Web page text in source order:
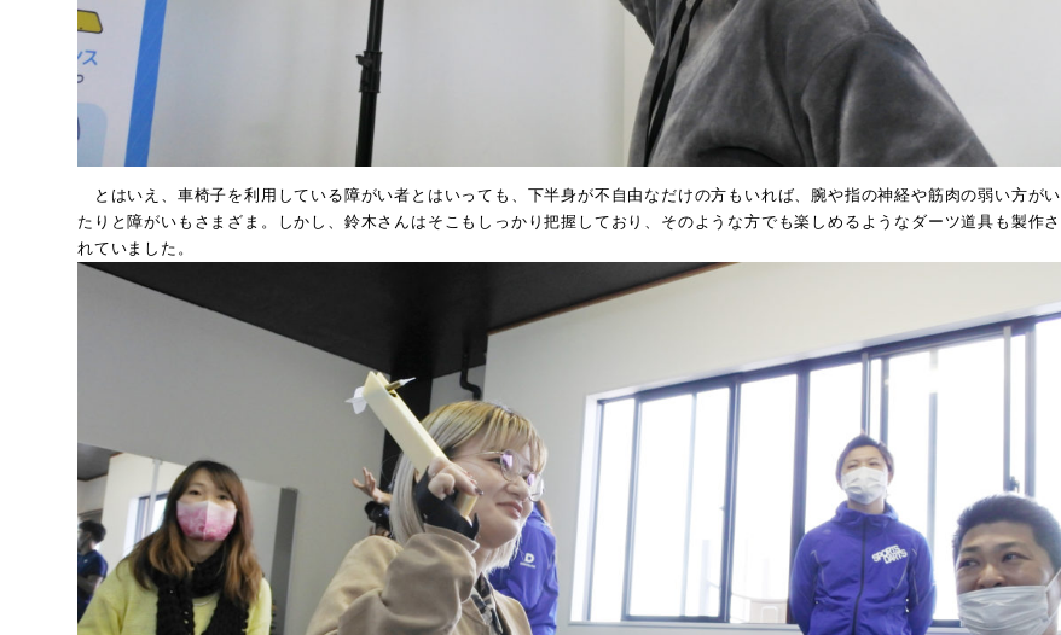
とはいえ、車椅子を利用している障がい者とはいっても、下半身が不自由なだけの方もいれば、腕や指の神経や筋肉の弱い方がい
たりと障がいもさまざま。しかし、鈴木さんはそこもしっかり把握しており、そのような方でも楽しめるようなダーツ道具も製作さ
れていました。